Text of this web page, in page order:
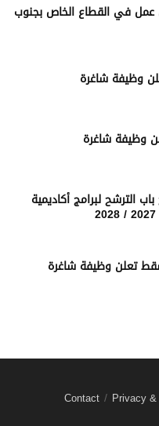
عمل في القطاع الخاص بجنوب
وظيفة شاغرة
وظيفة شاغرة
الترشح لبرامج أكاديمية
تعلن وظيفة شاغرة
Privacy
Contact